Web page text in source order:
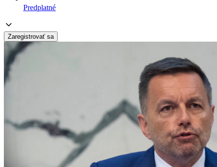
Predplatné
Zaregistrovať sa